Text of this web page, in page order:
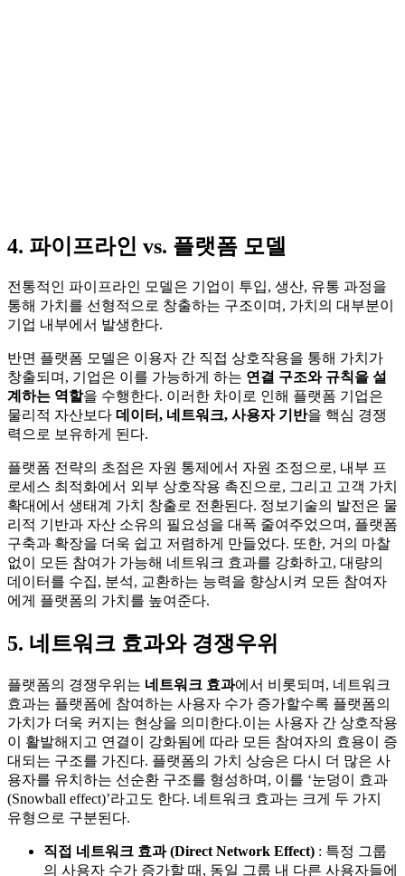
4. 파이프라인 vs. 플랫폼 모델
전통적인 파이프라인 모델은 기업이 투입, 생산, 유통 과정을
통해 가치를 선형적으로 창출하는 구조이며, 가치의 대부분이
기업 내부에서 발생한다.
반면 플랫폼 모델은 이용자 간 직접 상호작용을 통해 가치가
창출되며, 기업은 이를 가능하게 하는 연결 구조와 규칙을 설
계하는 역할을 수행한다. 이러한 차이로 인해 플랫폼 기업은
물리적 자산보다 데이터, 네트워크, 사용자 기반을 핵심 경쟁
력으로 보유하게 된다.
플랫폼 전략의 초점은 자원 통제에서 자원 조정으로, 내부 프
로세스 최적화에서 외부 상호작용 촉진으로, 그리고 고객 가치
확대에서 생태계 가치 창출로 전환된다. 정보기술의 발전은 물
리적 기반과 자산 소유의 필요성을 대폭 줄여주었으며, 플랫폼
구축과 확장을 더욱 쉽고 저렴하게 만들었다. 또한, 거의 마찰
없이 모든 참여가 가능해 네트워크 효과를 강화하고, 대량의
데이터를 수집, 분석, 교환하는 능력을 향상시켜 모든 참여자
에게 플랫폼의 가치를 높여준다.
5. 네트워크 효과와 경쟁우위
플랫폼의 경쟁우위는 네트워크 효과에서 비롯되며, 네트워크
효과는 플랫폼에 참여하는 사용자 수가 증가할수록 플랫폼의
가치가 더욱 커지는 현상을 의미한다.이는 사용자 간 상호작용
이 활발해지고 연결이 강화됨에 따라 모든 참여자의 효용이 증
대되는 구조를 가진다. 플랫폼의 가치 상승은 다시 더 많은 사
용자를 유치하는 선순환 구조를 형성하며, 이를 ‘눈덩이 효과
(Snowball effect)’라고도 한다. 네트워크 효과는 크게 두 가지
유형으로 구분된다.
직접 네트워크 효과 (Direct Network Effect) : 특정 그룹
의 사용자 수가 증가할 때, 동일 그룹 내 다른 사용자들에